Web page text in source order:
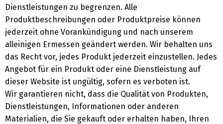
Dienstleistungen zu begrenzen. Alle
Produktbeschreibungen oder Produktpreise können
jederzeit ohne Vorankündigung und nach unserem
alleinigen Ermessen geändert werden. Wir behalten uns
das Recht vor, jedes Produkt jederzeit einzustellen. Jedes
Angebot für ein Produkt oder eine Dienstleistung auf
dieser Website ist ungültig, sofern es verboten ist.
Wir garantieren nicht, dass die Qualität von Produkten,
Dienstleistungen, Informationen oder anderen
Materialien, die Sie gekauft oder erhalten haben, Ihren